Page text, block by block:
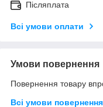
Післяплата
Всі умови оплати
Умови повернення
Повернення товару
Всі умови повернення